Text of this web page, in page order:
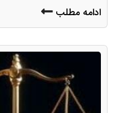
ادامه مطلب